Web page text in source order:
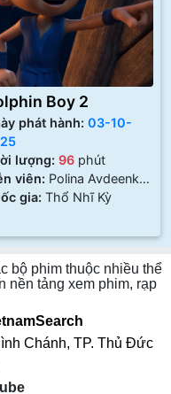
Boy 2
phát hành: 03-10-
lượng: 96 phút
viên: Polina Avdeenko,
Rudina, Yuliya Zorkina
gia: Thổ Nhĩ Kỳ
bộ phim thuộc nhiều thể
nền tảng xem phim, rạp
Chánh, TP. Thủ Đức